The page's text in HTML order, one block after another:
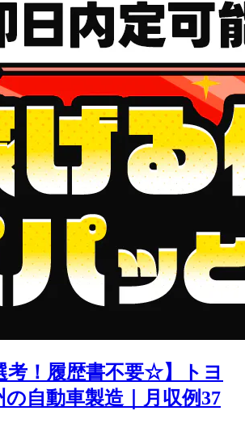
考！履歴書不要☆】トヨ
の自動車製造｜月収例37